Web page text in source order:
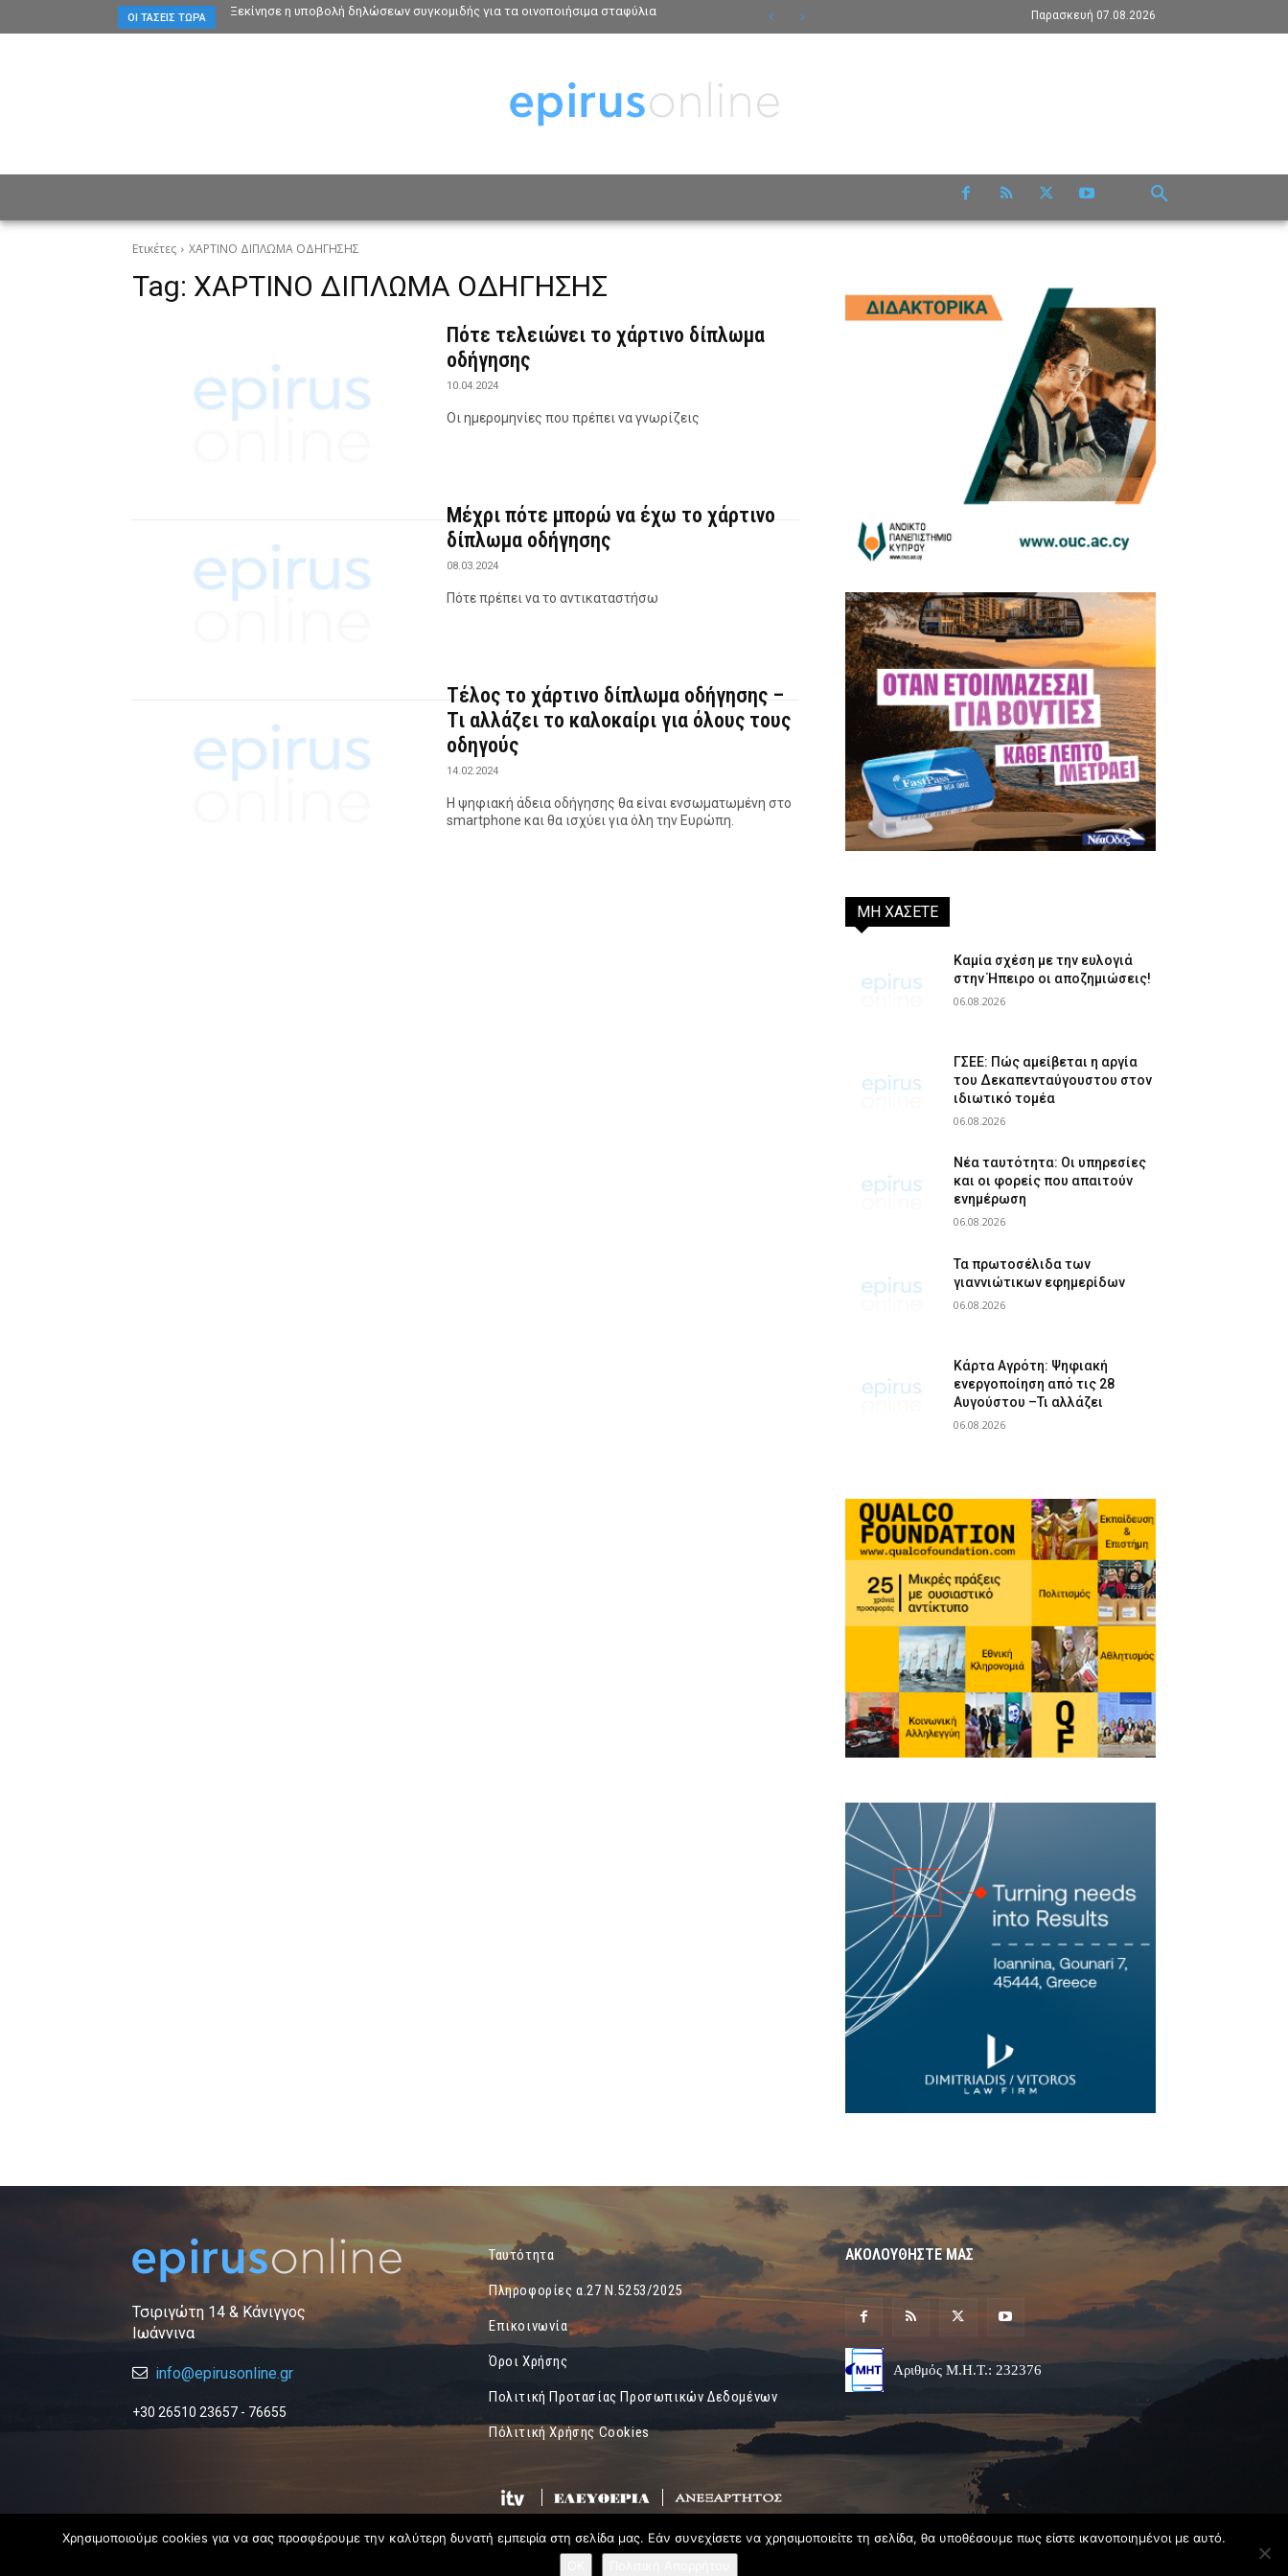
ΟΙ ΤΆΣΕΙΣ ΤΏΡΑ Ξεκίνησε η υποβολή δηλώσεων συγκομιδής για τα οινοποιήσιμα σταφύλια Παρασκευή 07.08.2026
Ετικέτες ΧΑΡΤΙΝΟ ΔΙΠΛΩΜΑ ΟΔΗΓΗΣΗΣ
Tag: ΧΑΡΤΙΝΟ ΔΙΠΛΩΜΑ ΟΔΗΓΗΣΗΣ
Πότε τελειώνει το χάρτινο δίπλωμα
οδήγησης
10.04.2024
Οι ημερομηνίες που πρέπει να γνωρίζεις
Μέχρι πότε μπορώ να έχω το χάρτινο
δίπλωμα οδήγησης
08.03.2024
Πότε πρέπει να το αντικαταστήσω
Τέλος το χάρτινο δίπλωμα οδήγησης –
Τι αλλάζει το καλοκαίρι για όλους τους
οδηγούς
14.02.2024
Η ψηφιακή άδεια οδήγησης θα είναι ενσωματωμένη στο
smartphone και θα ισχύει για όλη την Ευρώπη.
ΜΗ ΧΑΣΕΤΕ
Καμία σχέση με την ευλογιά
στην Ήπειρο οι αποζημιώσεις!
06.08.2026
ΓΣΕΕ: Πώς αμείβεται η αργία
του Δεκαπενταύγουστου στον
ιδιωτικό τομέα
06.08.2026
Νέα ταυτότητα: Οι υπηρεσίες
και οι φορείς που απαιτούν
ενημέρωση
06.08.2026
Τα πρωτοσέλιδα των
γιαννιώτικων εφημερίδων
06.08.2026
Κάρτα Αγρότη: Ψηφιακή
ενεργοποίηση από τις 28
Αυγούστου –Τι αλλάζει
06.08.2026
Τσιριγώτη 14 & Κάνιγγος
Ιωάννινα
info@epirusonline.gr
+30 26510 23657 - 76655
Ταυτότητα
Πληροφορίες α.27 Ν.5253/2025
Επικοινωνία
Όροι Χρήσης
Πολιτική Προτασίας Προσωπικών Δεδομένων
Πόλιτική Χρήσης Cookies
ΑΚΟΛΟΥΘΗΣΤΕ ΜΑΣ
Αριθμός Μ.Η.Τ.: 232376
Χρησιμοποιούμε cookies για να σας προσφέρουμε την καλύτερη δυνατή εμπειρία στη σελίδα μας. Εάν συνεχίσετε να χρησιμοποιείτε τη σελίδα, θα υποθέσουμε πως είστε ικανοποιημένοι με αυτό.